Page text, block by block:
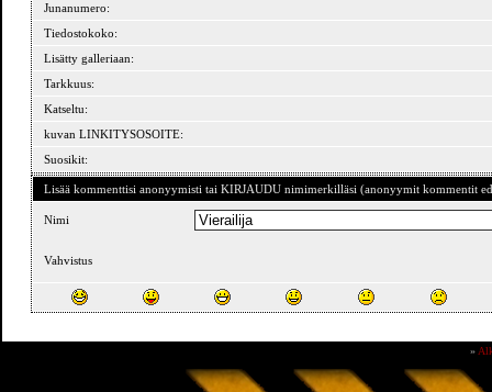
Junanumero:
Tiedostokoko:
Lisätty galleriaan:
Tarkkuus:
Katseltu:
kuvan LINKITYSOSOITE:
Suosikit:
Lisää kommenttisi anonyymisti tai KIRJAUDU nimimerkilläsi (anonyymit kommentit
Nimi
Vahvistus
»